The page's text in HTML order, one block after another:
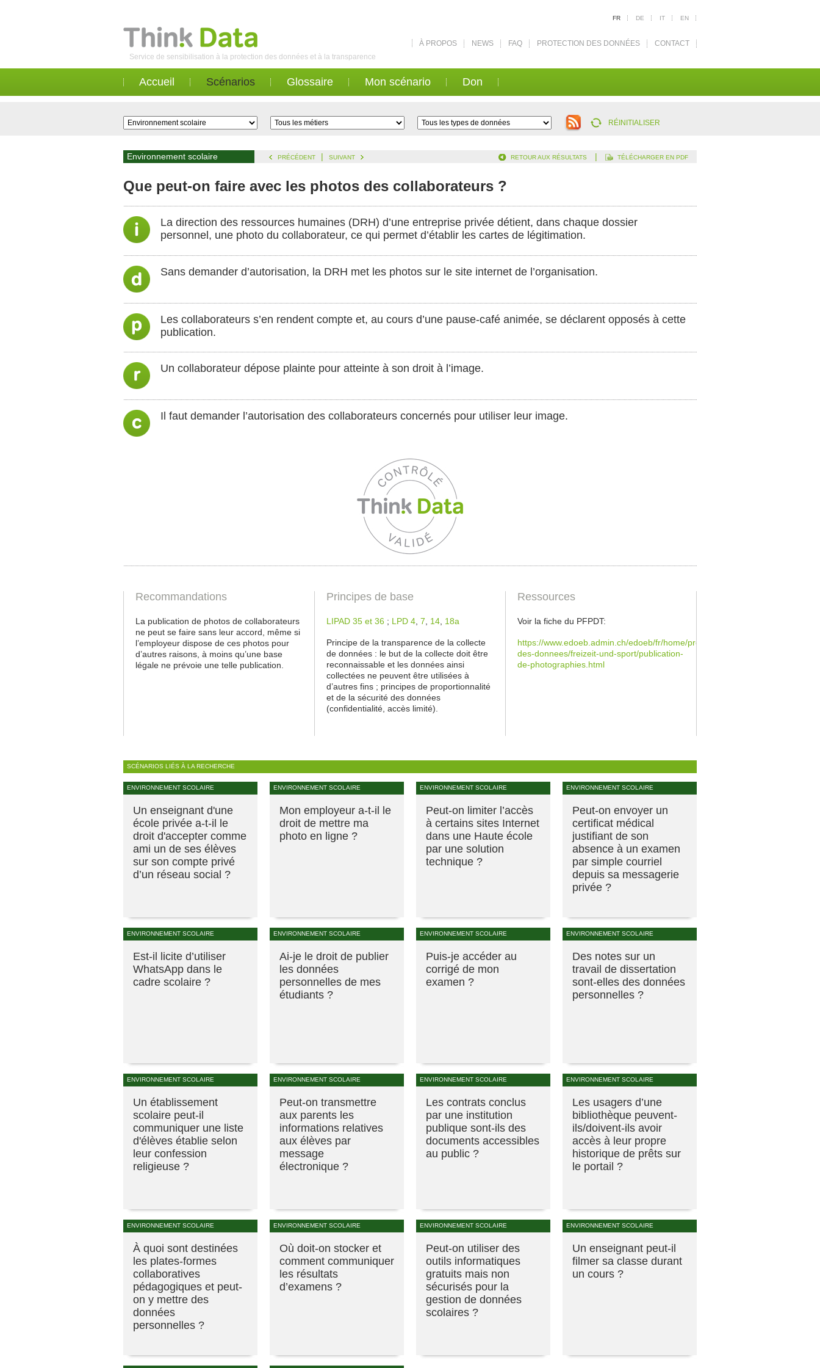
Service de sensibilisation à la protection des données et à la transparence
FR DE IT EN
À PROPOS NEWS FAQ PROTECTION DES DONNÉES CONTACT
Accueil Scénarios Glossaire Mon scénario Don
RÉINITIALISER
Environnement scolaire PRÉCÉDENT | SUIVANT RETOUR AUX RÉSULTATS | TÉLÉCHARGER EN PDF
Que peut-on faire avec les photos des collaborateurs ?
La direction des ressources humaines (DRH) d’une entreprise privée détient, dans chaque dossier
personnel, une photo du collaborateur, ce qui permet d’établir les cartes de légitimation.
Sans demander d’autorisation, la DRH met les photos sur le site internet de l’organisation.
Les collaborateurs s’en rendent compte et, au cours d’une pause-café animée, se déclarent opposés à cette
publication.
Un collaborateur dépose plainte pour atteinte à son droit à l’image.
Il faut demander l’autorisation des collaborateurs concernés pour utiliser leur image.
Recommandations
La publication de photos de collaborateurs
ne peut se faire sans leur accord, même si
l’employeur dispose de ces photos pour
d’autres raisons, à moins qu’une base
légale ne prévoie une telle publication.
Principes de base
LIPAD 35 et 36 ; LPD 4 7 14 18a
Principe de la transparence de la collecte
de données : le but de la collecte doit être
reconnaissable et les données ainsi
collectées ne peuvent être utilisées à
d’autres fins ; principes de proportionnalité
et de la sécurité des données
(confidentialité, accès limité).
Ressources
Voir la fiche du PFPDT:
https://www.edoeb.admin.ch/edoeb/fr/home/protection-
des-donnees/freizeit-und-sport/publication-
de-photographies.html
SCÉNARIOS LIÉS À LA RECHERCHE
ENVIRONNEMENT SCOLAIRE
Un enseignant d'une
école privée a-t-il le
droit d'accepter comme
ami un de ses élèves
sur son compte privé
d’un réseau social ?
ENVIRONNEMENT SCOLAIRE
Mon employeur a-t-il le
droit de mettre ma
photo en ligne ?
ENVIRONNEMENT SCOLAIRE
Peut-on limiter l’accès
à certains sites Internet
dans une Haute école
par une solution
technique ?
ENVIRONNEMENT SCOLAIRE
Peut-on envoyer un
certificat médical
justifiant de son
absence à un examen
par simple courriel
depuis sa messagerie
privée ?
ENVIRONNEMENT SCOLAIRE
Est-il licite d’utiliser
WhatsApp dans le
cadre scolaire ?
ENVIRONNEMENT SCOLAIRE
Ai-je le droit de publier
les données
personnelles de mes
étudiants ?
ENVIRONNEMENT SCOLAIRE
Puis-je accéder au
corrigé de mon
examen ?
ENVIRONNEMENT SCOLAIRE
Des notes sur un
travail de dissertation
sont-elles des données
personnelles ?
ENVIRONNEMENT SCOLAIRE
Un établissement
scolaire peut-il
communiquer une liste
d'élèves établie selon
leur confession
religieuse ?
ENVIRONNEMENT SCOLAIRE
Peut-on transmettre
aux parents les
informations relatives
aux élèves par
message
électronique ?
ENVIRONNEMENT SCOLAIRE
Les contrats conclus
par une institution
publique sont-ils des
documents accessibles
au public ?
ENVIRONNEMENT SCOLAIRE
Les usagers d’une
bibliothèque peuvent-
ils/doivent-ils avoir
accès à leur propre
historique de prêts sur
le portail ?
ENVIRONNEMENT SCOLAIRE
À quoi sont destinées
les plates-formes
collaboratives
pédagogiques et peut-
on y mettre des
données
personnelles ?
ENVIRONNEMENT SCOLAIRE
Où doit-on stocker et
comment communiquer
les résultats
d’examens ?
ENVIRONNEMENT SCOLAIRE
Peut-on utiliser des
outils informatiques
gratuits mais non
sécurisés pour la
gestion de données
scolaires ?
ENVIRONNEMENT SCOLAIRE
Un enseignant peut-il
filmer sa classe durant
un cours ?